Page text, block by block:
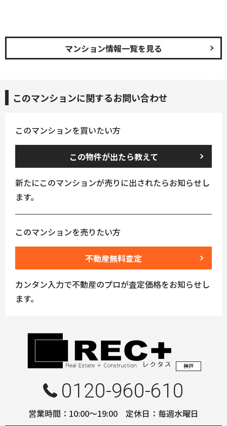
マンション情報一覧を見る
このマンションに関するお問い合わせ
このマンションを買いたい方
この物件が出たら教えて
新たにこのマンションが売りに出されたらお知らせし
ます。
このマンションを売りたい方
不動産無料査定
カンタン入力で不動産のプロが査定価格をお知らせし
ます。
神戸
0120-960-610
営業時間：10:00〜19:00 定休日：毎週水曜日